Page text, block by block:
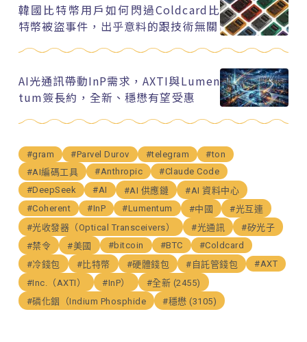
韓國比特幣用戶如何閃過Coldcard比
特幣被盜事件，出乎意料的跟技術無關
AI光通訊帶動InP需求，AXTI與Lumen
tum簽長約，全新、穩懋有望受惠
#gram #Parvel Durov #telegram
#ton
#AI編碼工具
#Anthropic
#Claude Code
#DeepSeek
#AI #AI 供應鏈
#AI 資料中心
#Coherent
#InP #Lumentum #中國
#光互連
#光收發器（Optical Transceivers）
#光通訊
#矽光子
#禁令
#美國 #bitcoin #BTC
#Coldcard
#冷錢包
#比特幣 #硬體錢包 #自託管錢包
#AXT
#Inc.（AXTI）
#InP）
#全新 (2455)
#磷化銦（Indium Phosphide
#穩懋 (3105)